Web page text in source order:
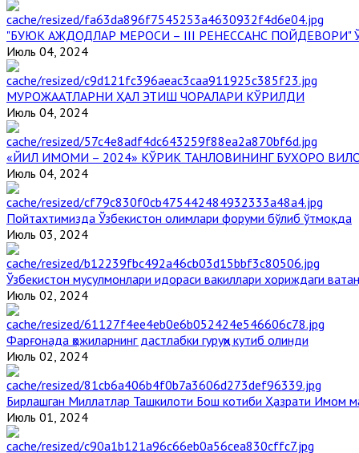
"БУЮК АЖДОДЛАР МЕРОСИ – III РЕНЕССАНС
Июль 04, 2024
МУРОЖААТЛАРНИ ҲАЛ ЭТИШ ЧОРАЛАРИ КЎРИЛДИ
Июль 04, 2024
«ЙИЛ ИМОМИ – 2024» КЎРИК ТАНЛОВИНИНГ БУХОРО
Июль 04, 2024
Пойтахтимизда Ўзбекистон олимлари форуми бўлиб ўтмоқда
Июль 03, 2024
Ўзбекистон мусулмонлари идораси вакиллари хориждаги
Июль 02, 2024
Фарғонада ҳожиларнинг дастлабки гуруҳи кутиб олинди
Июль 02, 2024
Бирлашган Миллатлар Ташкилоти Бош котиби Ҳазрати Имом
Июль 01, 2024